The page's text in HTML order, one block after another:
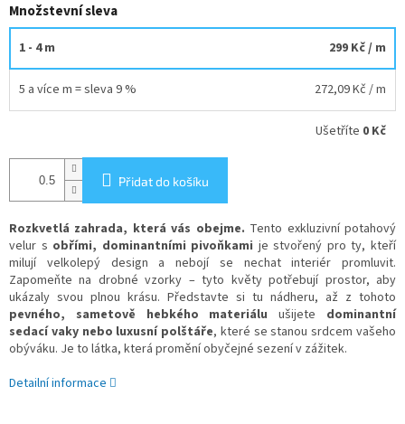
Množstevní sleva
1 - 4 m 299 Kč/ m
5 a více m = sleva 9 % 272,09 Kč / m
Ušetříte 0 Kč
Přidat do košíku
Rozkvetlá zahrada, která vás obejme. Tento exkluzivní potahový
velur s obřími, dominantními pivoňkami je stvořený pro ty, kteří
milují velkolepý design a nebojí se nechat interiér promluvit.
Zapomeňte na drobné vzorky – tyto květy potřebují prostor, aby
ukázaly svou plnou krásu. Představte si tu nádheru, až z tohoto
pevného, sametově hebkého materiálu ušijete dominantní
sedací vaky nebo luxusní polštáře, které se stanou srdcem vašeho
obýváku. Je to látka, která promění obyčejné sezení v zážitek.
Detailní informace